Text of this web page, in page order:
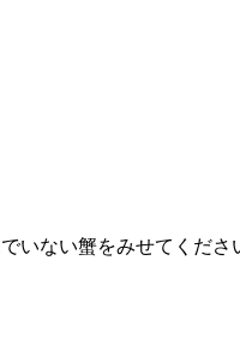
いない蟹をみせてくださ